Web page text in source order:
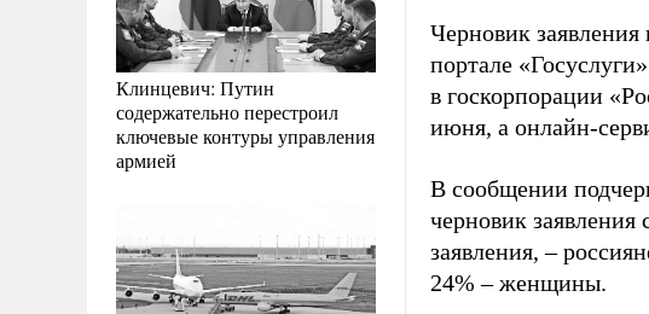
Клинцевич: Путин
содержательно перестроил
ключевые контуры управления
армией
Черновик заявления
портале
в госкорпорации
июня, а онлайн-
В сообщении
черновик
заявления, –
24% – женщины.